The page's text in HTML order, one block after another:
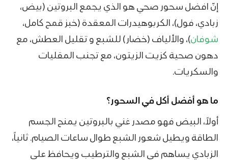
إنّ افضل سحور صحي هو الذي يجمع البروتين (بيض،
زبادي، فول)، الكربوهيدرات المعقدة (خبز قمح كامل،
شوفان)، والألياف (خضار) للشبع و تقليل العطش، مع
دهون صحية كزيت الزيتون، مع تجنب المقليات
والسكريات.
ما هو أفضل أكل في السحور؟
أولاً، البيض فهو مصدر غني بالبروتين يمنح الجسم
الطاقة ويطيل شعور الشبع طوال ساعات الصيام. ثانياً،
الزبادي يساهم في الشبع والترطيب ويحافظ على